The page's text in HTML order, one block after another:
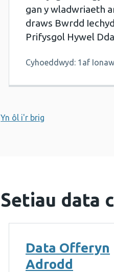
gan y wladwriaeth
draws Bwrdd Iechyd
Prifysgol Hywel
Cyhoeddwyd: 1af
Yn ôl i'r brig
Setiau data
Data Offeryn
Adrodd